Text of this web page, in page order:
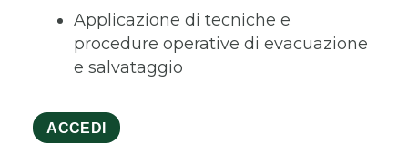
Applicazione di tecniche e
procedure operative di evacuazione
e salvataggio
ACCEDI